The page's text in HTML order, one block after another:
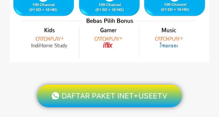
DAFTAR PAKET INET+USEETV